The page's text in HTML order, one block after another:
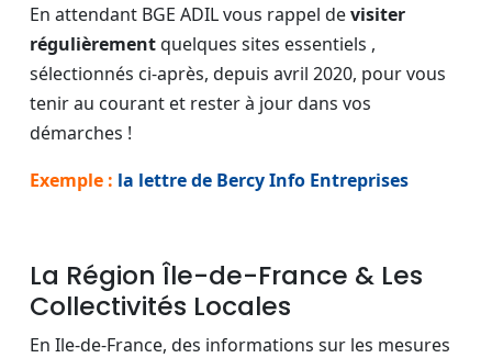
En attendant BGE ADIL vous rappel devisiter
régulièrementquelques sites essentiels ,
sélectionnés ci-après, depuis avril 2020, pour vous
tenir au courant et rester à jour dans vos
démarches !
Exemple : la lettre de Bercy Info Entreprises
La Région Île-de-France & Les
Collectivités Locales
En Ile-de-France, des informations sur les mesures